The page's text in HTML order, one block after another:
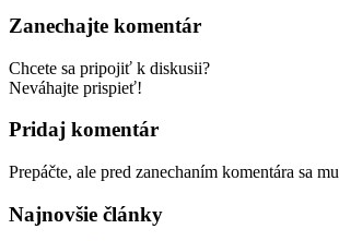
Zanechajte komentár
Chcete sa pripojiť k diskusii?
Neváhajte prispieť!
Pridaj komentár
Prepáčte, ale pred zanechaním komentára sa
Najnovšie články